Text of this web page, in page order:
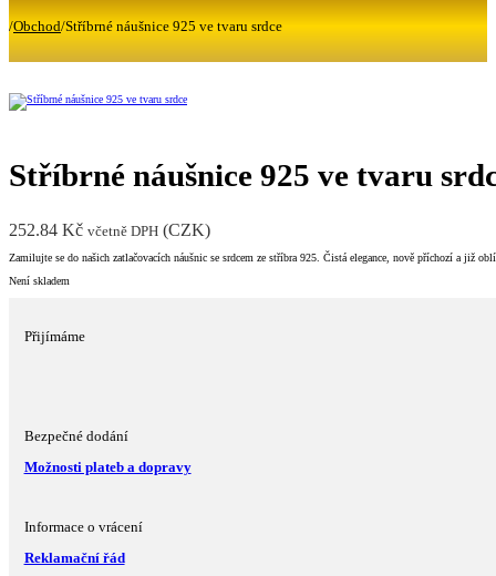
/Obchod/Stříbrné náušnice 925 ve tvaru srdce
Stříbrné náušnice 925 ve tvaru
252.84 Kč včetně DPH (CZK)
Zamilujte se do našich zatlačovacích náušnic se srdcem ze stříbra 925. Čistá elegance, nově příchozí a již
Není skladem
Přijímáme
Bezpečné dodání
Možnosti plateb a dopravy
Informace o vrácení
Reklamační řád